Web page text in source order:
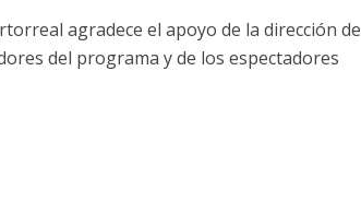
agradece el apoyo de la dirección de
del programa y de los espectadores